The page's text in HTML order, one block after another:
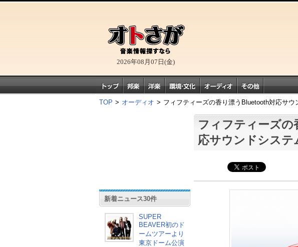
2026年08月07日(金)
TOP > オーディオ > フィフティーズの香り漂うBluetooth対応サウ
新着ニュース30件
SUPER
BEAVER初のド
ームツアーより
東京ドーム公演
フィフティーズ
応サウンドシステ